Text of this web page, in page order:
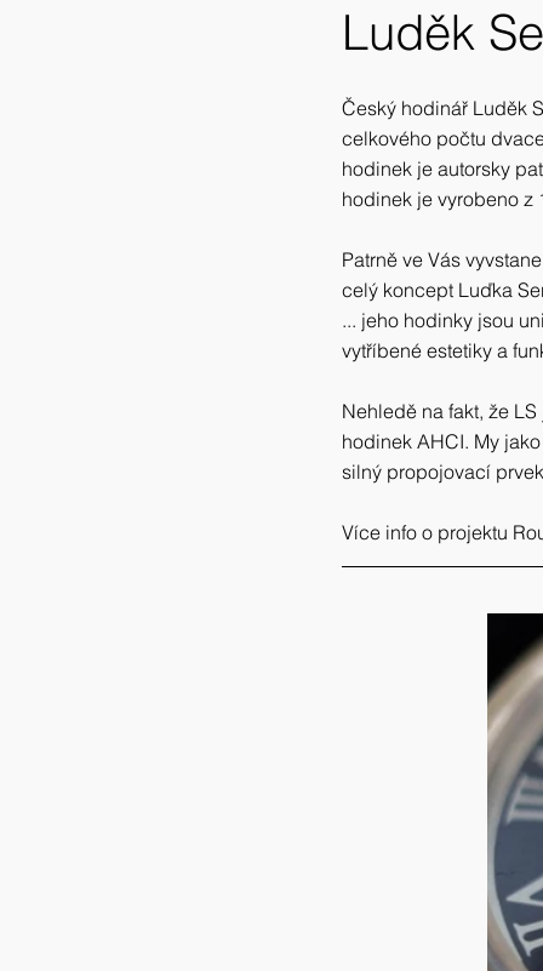
Luděk
Český hodinář Luděk
celkového počtu
hodinek je autorsky
hodinek je vyrobeno z
Patrně ve Vás
celý koncept Luďka
... jeho hodinky jsou
vytříbené estetiky a
Nehledě na fakt, že
hodinek AHCI. My
silný propojovací
Více info o projektu